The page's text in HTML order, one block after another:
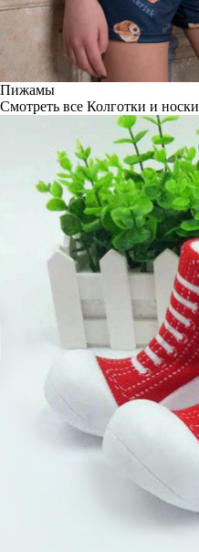
Пижамы
Смотреть все Колготки и носки